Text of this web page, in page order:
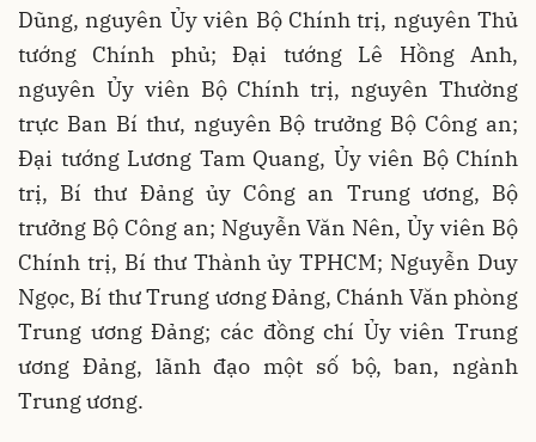
Dũng, nguyên Ủy viên Bộ Chính trị, nguyên Thủ
tướng Chính phủ; Đại tướng Lê Hồng Anh,
nguyên Ủy viên Bộ Chính trị, nguyên Thường
trực Ban Bí thư, nguyên Bộ trưởng Bộ Công an;
Đại tướng Lương Tam Quang, Ủy viên Bộ Chính
trị, Bí thư Đảng ủy Công an Trung ương, Bộ
trưởng Bộ Công an; Nguyễn Văn Nên, Ủy viên Bộ
Chính trị, Bí thư Thành ủy TPHCM; Nguyễn Duy
Ngọc, Bí thư Trung ương Đảng, Chánh Văn phòng
Trung ương Đảng; các đồng chí Ủy viên Trung
ương Đảng, lãnh đạo một số bộ, ban, ngành
Trung ương.